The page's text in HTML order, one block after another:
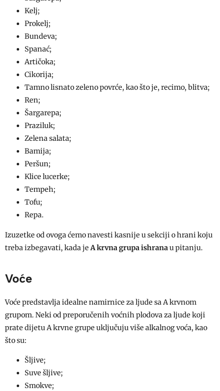
Kelj;
Prokelj;
Bundeva;
Spanać;
Artičoka;
Cikorija;
Tamno lisnato zeleno povrće, kao što je, recimo, blitva;
Ren;
Šargarepa;
Praziluk;
Zelena salata;
Bamija;
Peršun;
Klice lucerke;
Tempeh;
Tofu;
Repa.
Izuzetke od ovoga ćemo navesti kasnije u sekciji o hrani koju
treba izbegavati, kada jeA krvna grupa ishranau pitanju.
Voće
Voće predstavlja idealne namirnice za ljude sa A krvnom
grupom. Neki od preporučenih voćnih plodova za ljude koji
prate dijetu A krvne grupe uključuju više alkalnog voća, kao
što su:
Šljive;
Suve šljive;
Smokve;